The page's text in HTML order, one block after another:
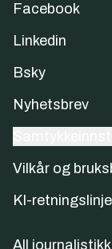
Facebook
Linkedin
Bsky
Nyhetsbrev
Vilkår og
KI-
All